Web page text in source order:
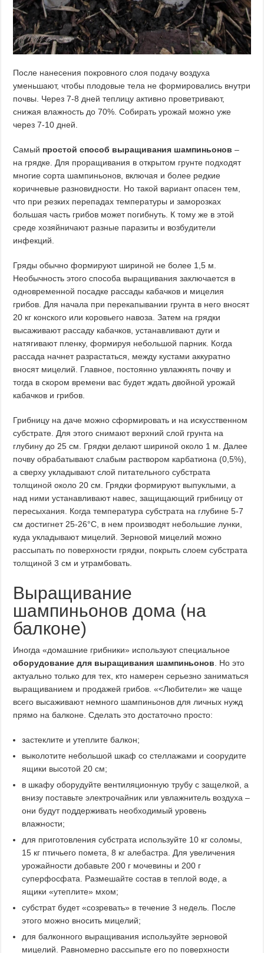
После нанесения покровного слоя подачу воздуха
уменьшают, чтобы плодовые тела не формировались внутри
почвы. Через 7-8 дней теплицу активно проветривают,
снижая влажность до 70%. Собирать урожай можно уже
через 7-10 дней.
Самый простой способ выращивания шампиньонов –
на грядке. Для проращивания в открытом грунте подходят
многие сорта шампиньонов, включая и более редкие
коричневые разновидности. Но такой вариант опасен тем,
что при резких перепадах температуры и заморозках
большая часть грибов может погибнуть. К тому же в этой
среде хозяйничают разные паразиты и возбудители
инфекций.
Гряды обычно формируют шириной не более 1,5 м.
Необычность этого способа выращивания заключается в
одновременной посадке рассады кабачков и мицелия
грибов. Для начала при перекапывании грунта в него вносят
20 кг конского или коровьего навоза. Затем на грядки
высаживают рассаду кабачков, устанавливают дуги и
натягивают пленку, формируя небольшой парник. Когда
рассада начнет разрастаться, между кустами аккуратно
вносят мицелий. Главное, постоянно увлажнять почву и
тогда в скором времени вас будет ждать двойной урожай
кабачков и грибов.
Грибницу на даче можно сформировать и на искусственном
субстрате. Для этого снимают верхний слой грунта на
глубину до 25 см. Грядки делают шириной около 1 м. Далее
почву обрабатывают слабым раствором карбатиона (0,5%),
а сверху укладывают слой питательного субстрата
толщиной около 20 см. Грядки формируют выпуклыми, а
над ними устанавливают навес, защищающий грибницу от
пересыхания. Когда температура субстрата на глубине 5-7
см достигнет 25-26°C, в нем производят небольшие лунки,
куда укладывают мицелий. Зерновой мицелий можно
рассыпать по поверхности грядки, покрыть слоем субстрата
толщиной 3 см и утрамбовать.
Выращивание
шампиньонов дома (на
балконе)
Иногда «домашние грибники» используют специальное
оборудование для выращивания шампиньонов . Но это
актуально только для тех, кто намерен серьезно заниматься
выращиванием и продажей грибов. «<Любители» же чаще
всего высаживают немного шампиньонов для личных нужд
прямо на балконе. Сделать это достаточно просто:
застеклите и утеплите балкон;
выколотите небольшой шкаф со стеллажами и соорудите
ящики высотой 20 см;
в шкафу оборудуйте вентиляционную трубу с защелкой, а
внизу поставьте электрочайник или увлажнитель воздуха –
они будут поддерживать необходимый уровень
влажности;
для приготовления субстрата используйте 10 кг соломы,
15 кг птичьего помета, 8 кг алебастра. Для увеличения
урожайности добавьте 200 г мочевины и 200 г
суперфосфата. Размешайте состав в теплой воде, а
ящики «утеплите» мхом;
субстрат будет «созревать» в течение 3 недель. После
этого можно вносить мицелий;
для балконного выращивания используйте зерновой
мицелий. Равномерно рассыпьте его по поверхности